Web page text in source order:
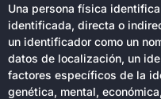
Una persona física
identificada, directa o
un identificador como un
datos de localización, un
factores específicos de la
genética, mental,